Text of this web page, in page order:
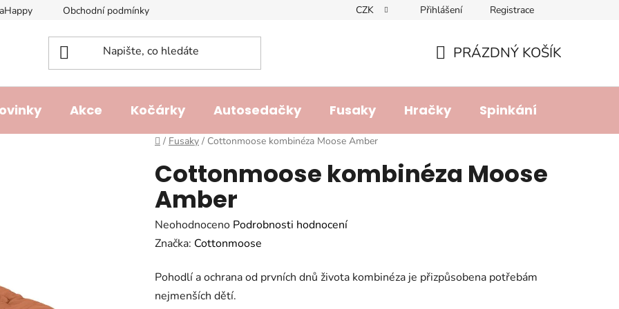
Obchodní podmínky Doprava a platba Lhůta pro vyřízení reklamace
CZK Přihlášení Registrace
KOŠÍK
PRÁZDNÝ KOŠÍK
Akce Kočárky Autosedačky Fusaky Hračky Spinkání
Domů
/ Fusaky / Cottonmoose kombinéza Moose Amber
Cottonmoose kombinéza Moose
Amber
Průměrné
hodnocení
je
0,0
Neohodnoceno Podrobnosti hodnocení
Značka: Cottonmoose
Pohodlí a ochrana od prvních dnů života kombinéza je přizpůsobena potřebám
nejmenších dětí.